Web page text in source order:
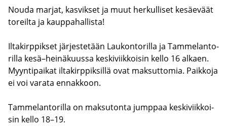
Nouda mar­jat, kas­vik­set ja muut her­kul­li­set ke­säe­väät
to­reil­ta ja kaup­pa­hal­lis­ta!
Il­ta­kirp­pik­set jär­jes­te­tään Lau­kon­to­ril­la ja Tam­me­lan­to­
ril­la kesä–hei­nä­kuus­sa kes­ki­viik­koi­sin kello 16 al­kaen.
Myyn­ti­pai­kat il­ta­kirp­pik­sil­lä ovat mak­sut­to­mia. Paik­ko­ja
ei voi va­ra­ta en­nak­koon.
Tam­me­lan­to­ril­la on mak­su­ton­ta jump­paa kes­ki­viik­koi­
sin kello 18–19.